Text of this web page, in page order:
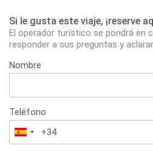
Si le gusta este viaje, ¡reserve
El operador turístico se pondrá en
responder a sus preguntas y
Nombre
Teléfono
España
+34